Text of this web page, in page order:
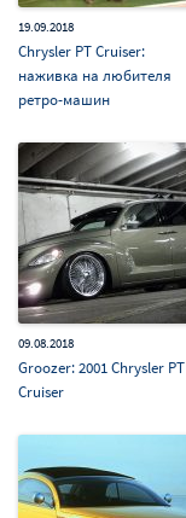
19.09.2018
Chrysler PT Cruiser:
наживка на любителя
ретро-машин
09.08.2018
Groozer: 2001 Chrysler PT
Cruiser